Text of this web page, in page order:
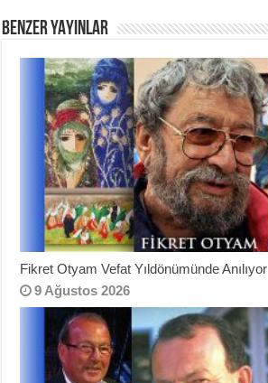
o
k
BENZER YAYINLAR
Fikret Otyam Vefat Yıldönümünde Anılıyor
9 Ağustos 2026